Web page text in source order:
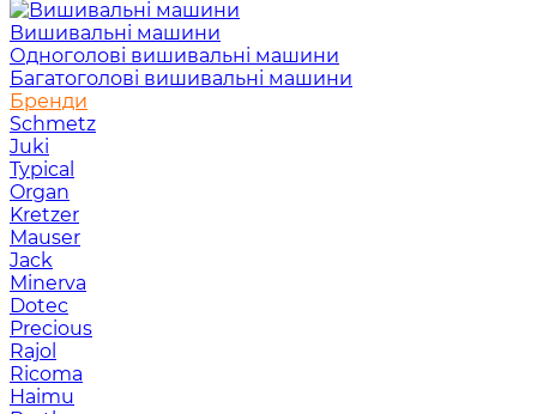
Вишивальні машини
Одноголові вишивальні машини
Багатоголові вишивальні машини
Бренди
Schmetz
Juki
Typical
Organ
Kretzer
Mauser
Jack
Minerva
Dotec
Precious
Rajol
Ricoma
Haimu